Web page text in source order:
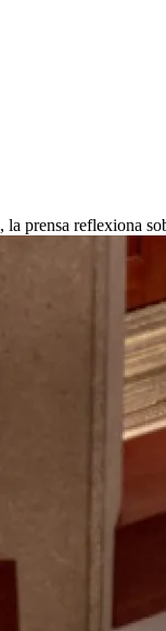
prensa reflexiona